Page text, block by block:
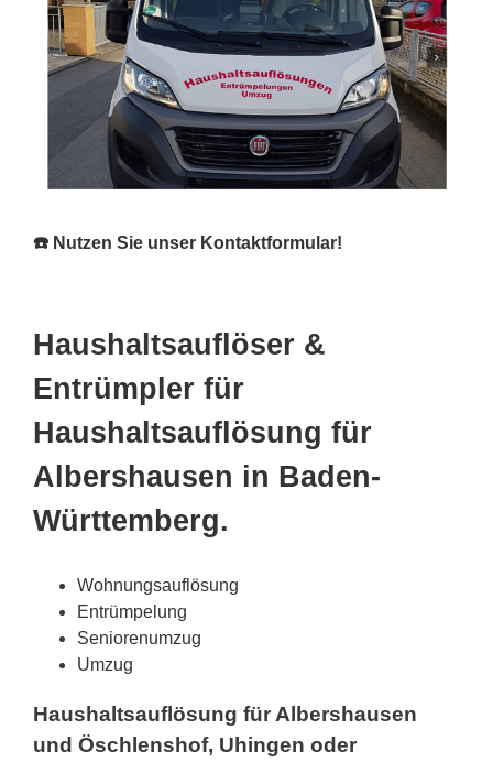
☎️ Nutzen Sie unser Kontaktformular!
Haushaltsauflöser &
Entrümpler für
Haushaltsauflösung für
Albershausen in Baden-
Württemberg.
Wohnungsauflösung
Entrümpelung
Seniorenumzug
Umzug
Haushaltsauflösung für Albershausen
und Öschlenshof, Uhingen oder